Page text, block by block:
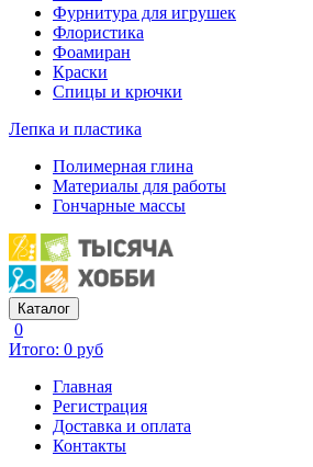
Фурнитура для игрушек
Флористика
Фоамиран
Краски
Спицы и крючки
Лепка и пластика
Полимерная глина
Материалы для работы
Гончарные массы
Каталог
0
Итого: 0 руб
Главная
Регистрация
Доставка и оплата
Контакты